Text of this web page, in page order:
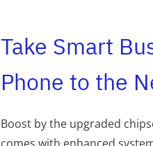
Take Smart
Phone to the
Boost by the upgraded